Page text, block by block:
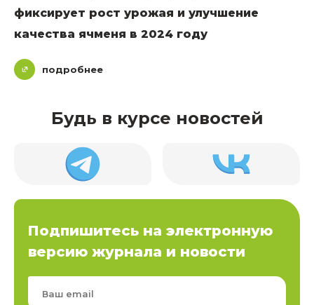
фиксирует рост урожая и улучшение
качества ячменя в 2024 году
подробнее
Будь в курсе новостей
Подпишитесь на электронную
версию журнала и новости